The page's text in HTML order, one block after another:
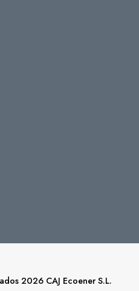
2026 CAJ Ecoener S.L.